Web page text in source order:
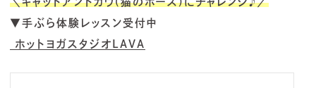
▼手ぶら体験レッスン受付中
ホットヨガスタジオLAVA